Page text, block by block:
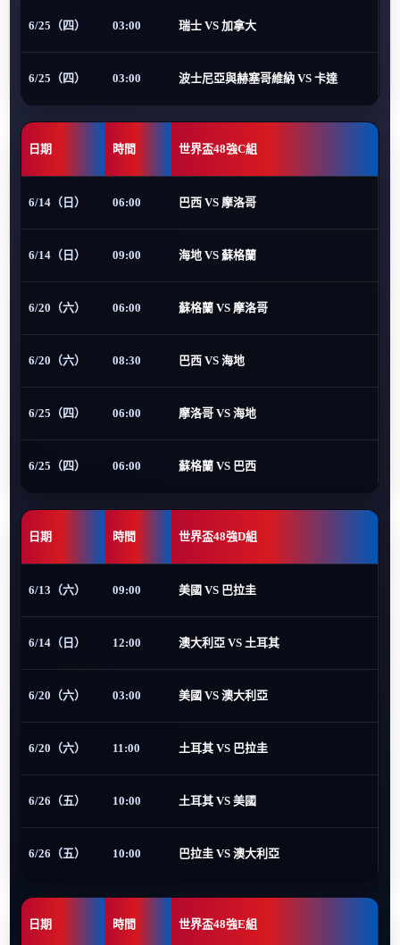
6/25（四） 03:00 瑞士 VS 加拿大
6/25（四） 03:00 波士尼亞與赫塞哥維納 VS 卡達
日期 時間 世界盃48強C組
6/14（日） 06:00 巴西 VS 摩洛哥
6/14（日） 09:00 海地 VS 蘇格蘭
6/20（六） 06:00 蘇格蘭 VS 摩洛哥
6/20（六） 08:30 巴西 VS 海地
6/25（四） 06:00 摩洛哥 VS 海地
6/25（四） 06:00 蘇格蘭 VS 巴西
日期 時間 世界盃48強D組
6/13（六） 09:00 美國 VS 巴拉圭
6/14（日） 12:00 澳大利亞 VS 土耳其
6/20（六） 03:00 美國 VS 澳大利亞
6/20（六） 11:00 土耳其 VS 巴拉圭
6/26（五） 10:00 土耳其 VS 美國
6/26（五） 10:00 巴拉圭 VS 澳大利亞
日期 時間 世界盃48強E組